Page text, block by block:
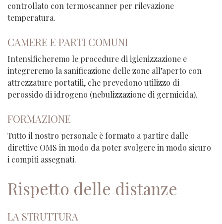
controllato con termoscanner per rilevazione
temperatura.
CAMERE E PARTI COMUNI
Intensificheremo le procedure di igienizzazione e
integreremo la sanificazione delle zone all’aperto con
attrezzature portatili, che prevedono utilizzo di
perossido di idrogeno (nebulizzazione di germicida).
FORMAZIONE
Tutto il nostro personale è formato a partire dalle
direttive OMS in modo da poter svolgere in modo sicuro
i compiti assegnati.
Rispetto delle distanze
LA STRUTTURA